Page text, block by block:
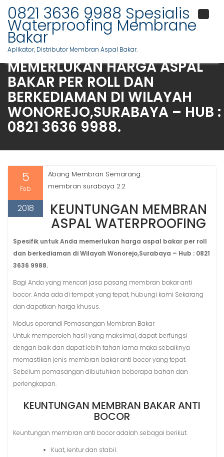
Skip
content
0821 3636 9988 Spesialis
Waterproofing Membrane
Bakar
Aplikator, Distributor Membran Aspal Bakar.
SPESIFIK UNTUK ANDA
MEMERLUKAN HARGA ASPAL
BAKAR PER ROLL DAN
BERKEDIAMAN DI WILAYAH
WONOREJO,SURABAYA – HUB :
0821 3636 9988.
5
Feb
2018
Abang Membran Semarang
membran surabaya 2.2
KEUNTUNGAN MEMBRAN
ASPAL WATERPROOFING
Spesifik untuk Anda memerlukan harga aspal bakar per roll
dan berkediaman di Wilayah Wonorejo,Surabaya – Hub : 0821
3636 9988.
Bagi Anda yang mencari jasa pasang membran bakar anti
bocor. Anda ada di tempat yang tepat, hubungi kami Sekarang
dan dapatkan harga khusus.
Modus operandi Pemasangan Membran Bakar
Untuk memperoleh hasil yang maksimal, dapat berfungsi
dengan baik dan dapat lebih tahan lama maka sebaiknya
memastikan jenis membran bakar anti bocor yang tepat.
Sebelum pemasangan dibutuhkan beberapa bahan dan
perlengkapan.
KEUNTUNGAN MEMBRAN BAKAR ANTI
BOCOR
Keuntungan membran anti bocor adalah sebagai berikut.
Kuat, lentur dan stabil.